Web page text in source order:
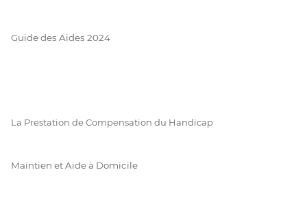
Guide des Aides 2024
La Prestation de Compensation du Handicap
Maintien et Aide à Domicile